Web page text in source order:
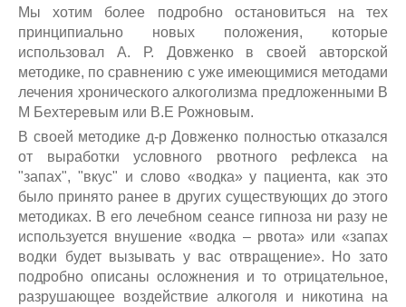
Мы хотим более подробно остановиться на тех
принципиально новых положения, которые
использовал А. Р. Довженко в своей авторской
методике, по сравнению с уже имеющимися методами
лечения хронического алкоголизма предложенными В
М Бехтеревым или В.Е Рожновым.
В своей методике д-р Довженко полностью отказался
от выработки условного рвотного рефлекса на
"запах", "вкус" и слово «водка» у пациента, как это
было принято ранее в других существующих до этого
методиках. В его лечебном сеансе гипноза ни разу не
используется внушение «водка – рвота» или «запах
водки будет вызывать у вас отвращение». Но зато
подробно описаны осложнения и то отрицательное,
разрушающее воздействие алкоголя и никотина на